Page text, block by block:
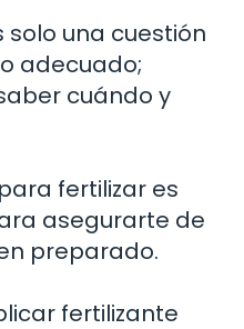
solo una cuestión
adecuado;
cuándo y
fertilizar es
asegurarte de
preparado.
fertilizante